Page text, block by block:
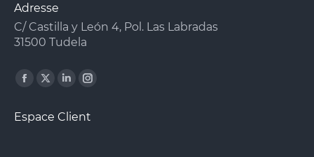
Adresse
C/ Castilla y León 4, Pol. Las Labradas
31500 Tudela
Facebook
opens
X
opens
Linkedin
opens
Instagram
opens
Espace Client